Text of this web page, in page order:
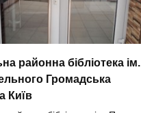
районна бібліотека ім.
Громадська
Київ